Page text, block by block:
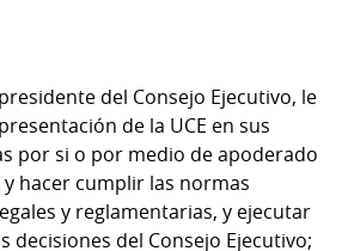
del Consejo Ejecutivo, le
de la UCE en sus
por si o por medio de apoderado
hacer cumplir las normas
y reglamentarias, y ejecutar
decisiones del Consejo Ejecutivo;